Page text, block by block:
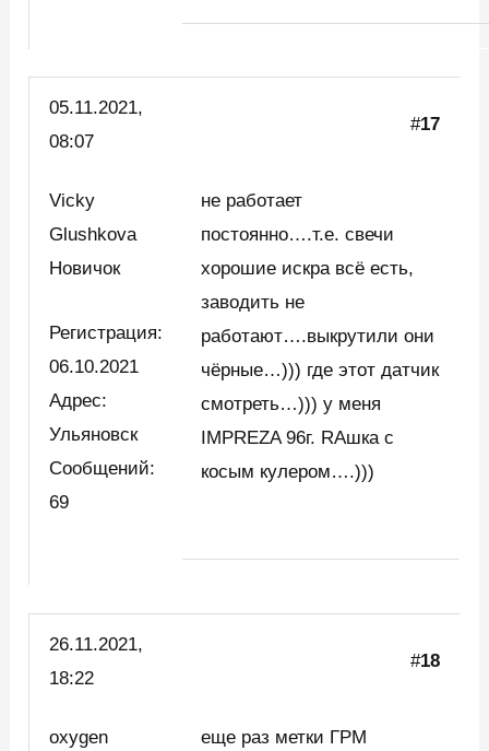
05.11.2021,
08:07
#17
Vicky
Glushkova
Новичок
Регистрация:
06.10.2021
Адрес:
Ульяновск
Сообщений:
69
не работает
постоянно….т.е. свечи
хорошие искра всё есть,
заводить не
работают….выкрутили они
чёрные…))) где этот датчик
смотреть…))) у меня
IMPREZA 96г. RAшка с
косым кулером….)))
26.11.2021,
18:22
#18
oxygen
еще раз метки ГРМ